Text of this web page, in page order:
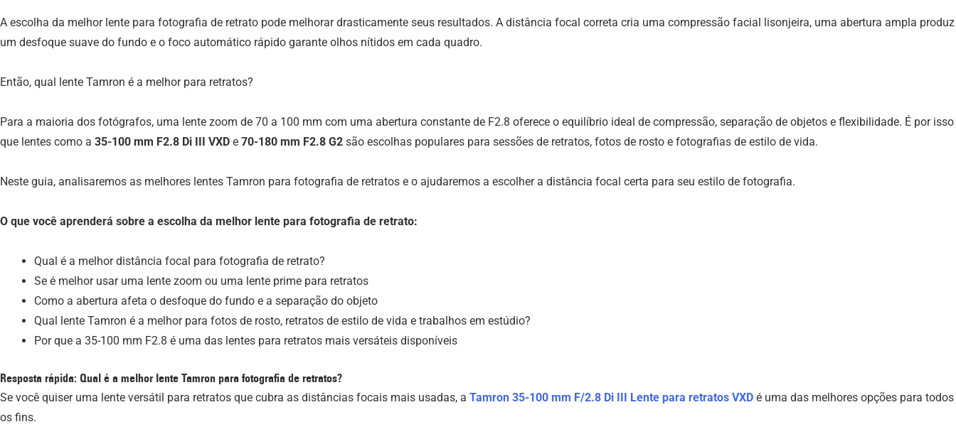
A escolha da melhor lente para fotografia de retrato pode melhorar drasticamente seus resultados. A distância focal correta cria uma compressão facial lisonjeira, uma abertura ampla produz
um desfoque suave do fundo e o foco automático rápido garante olhos nítidos em cada quadro.
Então, qual lente Tamron é a melhor para retratos?
Para a maioria dos fotógrafos, uma lente zoom de 70 a 100 mm com uma abertura constante de F2.8 oferece o equilíbrio ideal de compressão, separação de objetos e flexibilidade. É por isso
que lentes como a 35-100 mm F2.8 Di III VXD e 70-180 mm F2.8 G2 são escolhas populares para sessões de retratos, fotos de rosto e fotografias de estilo de vida.
Neste guia, analisaremos as melhores lentes Tamron para fotografia de retratos e o ajudaremos a escolher a distância focal certa para seu estilo de fotografia.
O que você aprenderá sobre a escolha da melhor lente para fotografia de retrato:
Qual é a melhor distância focal para fotografia de retrato?
Se é melhor usar uma lente zoom ou uma lente prime para retratos
Como a abertura afeta o desfoque do fundo e a separação do objeto
Qual lente Tamron é a melhor para fotos de rosto, retratos de estilo de vida e trabalhos em estúdio?
Por que a 35-100 mm F2.8 é uma das lentes para retratos mais versáteis disponíveis
Resposta rápida: Qual é a melhor lente Tamron para fotografia de retratos?
Se você quiser uma lente versátil para retratos que cubra as distâncias focais mais usadas, a Tamron 35-100 mm F/2.8 Di III Lente para retratos VXD é uma das melhores opções para todos
os fins.